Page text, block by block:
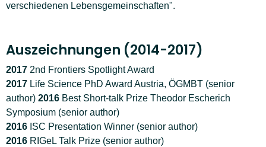
verschiedenen Lebensgemeinschaften".
Auszeichnungen (2014-2017)
2017 2nd Frontiers Spotlight Award
2017 Life Science PhD Award Austria, ÖGMBT (senior
author) 2016 Best Short-talk Prize Theodor Escherich
Symposium (senior author)
2016 ISC Presentation Winner (senior author)
2016 RIGeL Talk Prize (senior author)